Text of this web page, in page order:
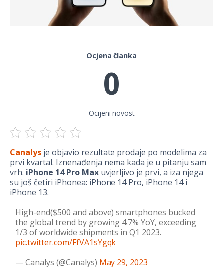
Ocjena članka
0
Ocijeni novost
Canalys je objavio rezultate prodaje po modelima za
prvi kvartal. Iznenađenja nema kada je u pitanju sam
vrh. iPhone 14 Pro Max uvjerljivo je prvi, a iza njega
su još četiri iPhonea: iPhone 14 Pro, iPhone 14 i
iPhone 13.
High-end($500 and above) smartphones bucked
the global trend by growing 4.7% YoY, exceeding
1/3 of worldwide shipments in Q1 2023.
pic.twitter.com/FfVA1sYgqk
— Canalys (@Canalys) May 29, 2023